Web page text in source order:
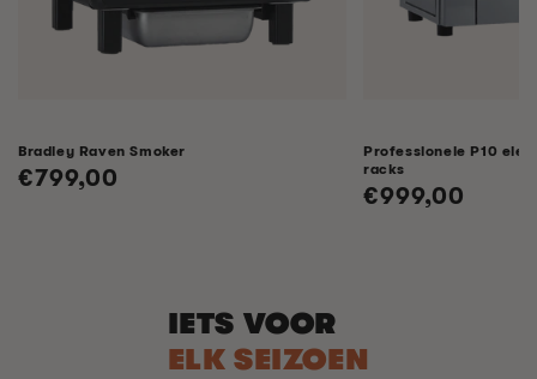
Bradley Raven Smoker
Normale
€799,00
Professionele P10
racks
Normale
€999,00
IETS VOOR
ELK SEIZOEN